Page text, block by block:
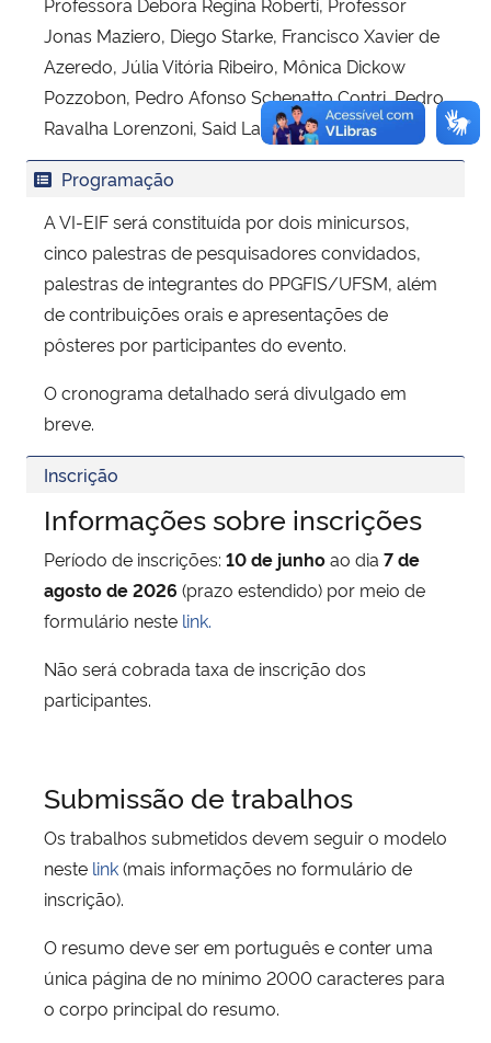
Jonas Maziero, Diego Starke, Francisco Xavier de
Azeredo, Júlia Vitória Ribeiro, Mônica Dickow
Pozzobon, Pedro Afonso Schenatto Contri, Pedro
Ravalha Lorenzoni, Said Lantigua.
Programação
A VI-EIF será constituída por dois minicursos,
cinco palestras de pesquisadores convidados,
palestras de integrantes do PPGFIS/UFSM, além
de contribuições orais e apresentações de
pôsteres por participantes do evento.
O cronograma detalhado será divulgado em
breve.
Inscrição
Informações sobre inscrições
Período de inscrições: 10 de junhoao dia 7 de
agosto de 2026 (prazo estendido) por meio de
formulário neste link.
Não será cobrada taxa de inscrição dos
participantes.
Submissão de trabalhos
Os trabalhos submetidos devem seguir o modelo
neste link(mais informações no formulário de
inscrição).
O resumo deve ser em português e conter uma
única página de no mínimo 2000 caracteres para
o corpo principal do resumo.